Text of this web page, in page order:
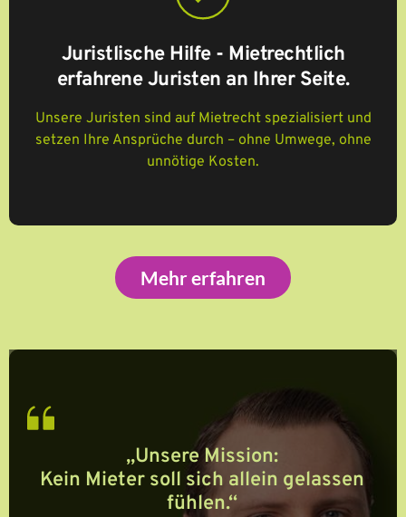
Juristlische Hilfe - Mietrechtlich
erfahrene Juristen an Ihrer Seite.
Unsere Juristen sind auf Mietrecht spezialisiert und
setzen Ihre Ansprüche durch – ohne Umwege, ohne
unnötige Kosten.
Mehr erfahren
„Unsere Mission:
Kein Mieter soll sich allein gelassen
fühlen.“